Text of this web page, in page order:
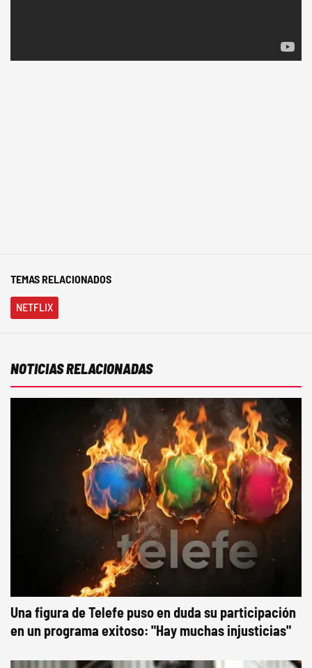
TEMAS RELACIONADOS
NETFLIX
NOTICIAS RELACIONADAS
Una figura de Telefe puso en duda su participación
en un programa exitoso: "Hay muchas injusticias"